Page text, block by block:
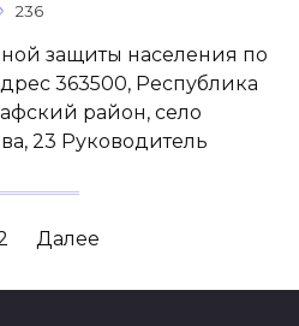
236
защиты населения по
363500, Республика
район, село
23 Руководитель
Далее